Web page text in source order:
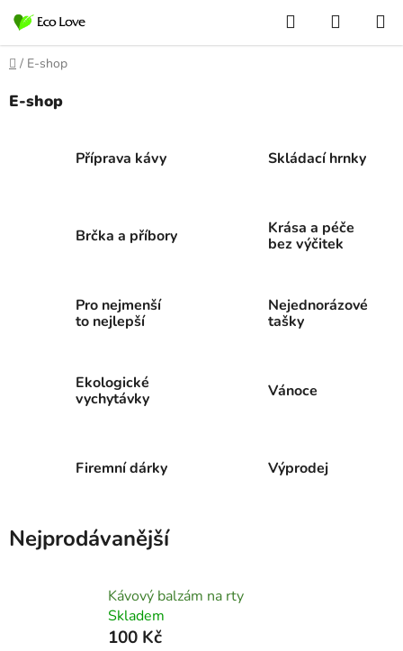
obsah
Hledat
KOŠÍK
Domů
/ E-shop
E-shop
Příprava kávy Skládací hrnky
Brčka a příbory
Krása a péče
bez výčitek
Pro nejmenší
to nejlepší
Nejednorázové
tašky
Ekologické
vychytávky
Vánoce
Firemní dárky Výprodej
Nejprodávanější
Kávový balzám na rty
Skladem
100 Kč